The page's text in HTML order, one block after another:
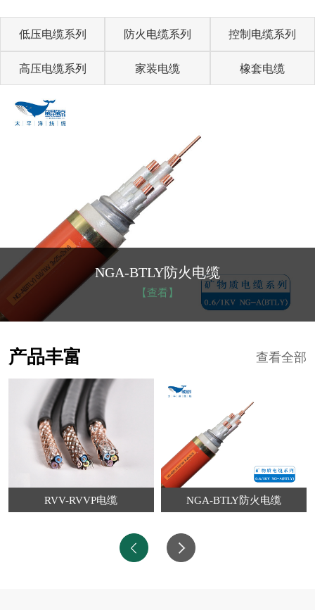
低压电缆系列 防火电缆系列 控制电缆系列
高压电缆系列 家装电缆 橡套电缆
NGA-BTLY防火电缆
【查看】
查看全部
产品丰富
RVV-RVVP电缆 NGA-BTLY防火电缆